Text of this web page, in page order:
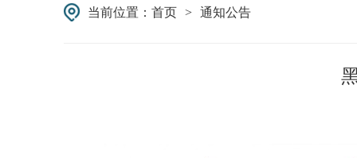
当前位置： 首页 > 通知公告